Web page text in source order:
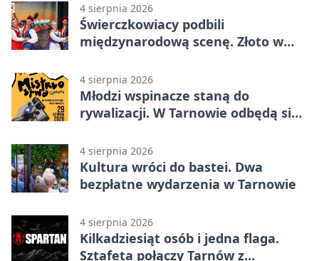
4 sierpnia 2026
Świerczkowiacy podbili
międzynarodową scenę. Złoto w
4 sierpnia 2026
Młodzi wspinacze staną do
rywalizacji. W Tarnowie odbędą się
4 sierpnia 2026
Kultura wróci do bastei. Dwa
bezpłatne wydarzenia w Tarnowie
4 sierpnia 2026
Kilkadziesiąt osób i jedna flaga.
Sztafeta połączy Tarnów z